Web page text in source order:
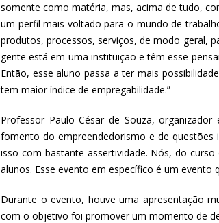
somente como matéria, mas, acima de tudo,
um perfil mais voltado para o mundo de
produtos, processos, serviços, de modo geral,
gente está em uma instituição e têm esse
Então, esse aluno passa a ter mais
tem maior índice de empregabilidade.”
Professor Paulo César de Souza,
fomento do empreendedorismo e de questões
isso com bastante assertividade. Nós, do
alunos. Esse evento em específico é um evento
Durante o evento, houve uma apresentação
com o objetivo foi promover um momento de